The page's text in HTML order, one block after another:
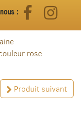
: Facebook
rose
Produit suivant